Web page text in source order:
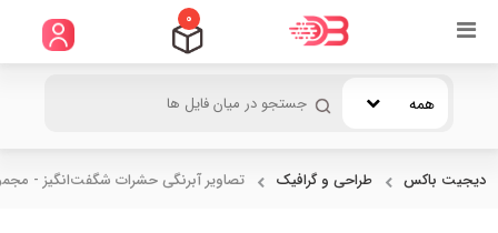
0
همه
دیجیت باکس طراحی و گرافیک تصاویر آبرنگی حشرات شگفت‌انگیز -